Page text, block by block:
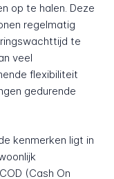
op te halen. Deze
regelmatig
te
veel
flexibiliteit
gedurende
kenmerken ligt in
(Cash On